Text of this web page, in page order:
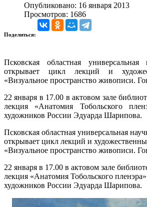
Опубликовано: 16 января 2013
Просмотров: 1686
Поделиться:
Псковская областная универсальная
открывает цикл лекций и
«Визуальное пространство живописи.
22 января в 17.00 в актовом зале
лекция «Анатомия Тобольского
художников России Эдуарда Шарипова.
Псковская областная универсальная
открывает цикл лекций и
«Визуальное пространство живописи.
22 января в 17.00 в актовом зале
лекция «Анатомия Тобольского
художников России Эдуарда Шарипова.